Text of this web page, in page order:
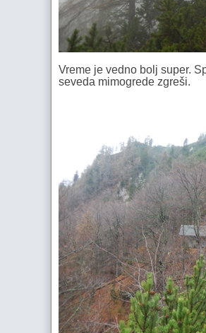
Vreme je vedno bolj super.
seveda mimogrede zgreši.